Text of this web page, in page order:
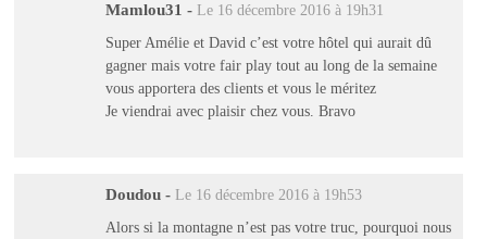
Mamlou31 - Le 16 décembre 2016 à 19h31
Super Amélie et David c’est votre hôtel qui aurait dû
gagner mais votre fair play tout au long de la semaine
vous apportera des clients et vous le méritez
Je viendrai avec plaisir chez vous. Bravo
Doudou - Le 16 décembre 2016 à 19h53
Alors si la montagne n’est pas votre truc, pourquoi nous